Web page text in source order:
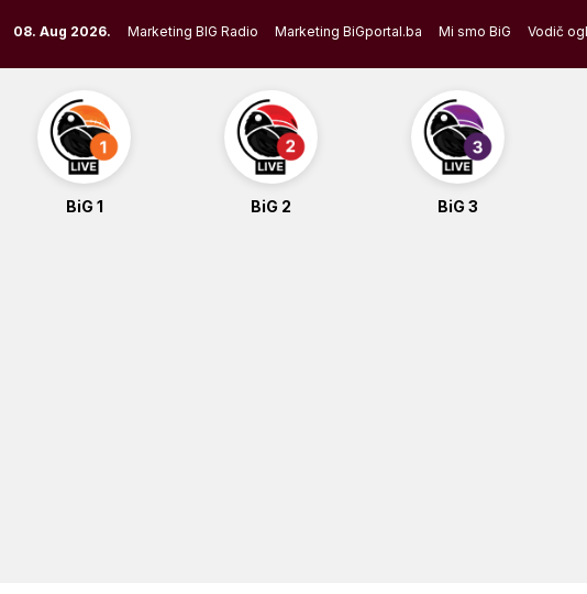
to
content
08. Aug 2026. Marketing BIG Radio Marketing BiGportal.ba Mi smo BiG Vodič
BiG 1 BiG 2 BiG 3